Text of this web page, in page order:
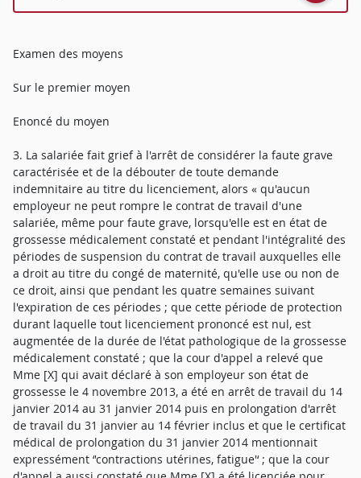
Examen des moyens
Sur le premier moyen
Enoncé du moyen
3. La salariée fait grief à l'arrêt de considérer la faute grave
caractérisée et de la débouter de toute demande
indemnitaire au titre du licenciement, alors « qu'aucun
employeur ne peut rompre le contrat de travail d'une
salariée, même pour faute grave, lorsqu'elle est en état de
grossesse médicalement constaté et pendant l'intégralité des
périodes de suspension du contrat de travail auxquelles elle
a droit au titre du congé de maternité, qu'elle use ou non de
ce droit, ainsi que pendant les quatre semaines suivant
l'expiration de ces périodes ; que cette période de protection
durant laquelle tout licenciement prononcé est nul, est
augmentée de la durée de l'état pathologique de la grossesse
médicalement constaté ; que la cour d'appel a relevé que
Mme [X] qui avait déclaré à son employeur son état de
grossesse le 4 novembre 2013, a été en arrêt de travail du 14
janvier 2014 au 31 janvier 2014 puis en prolongation d'arrêt
de travail du 31 janvier au 14 février inclus et que le certificat
médical de prolongation du 31 janvier 2014 mentionnait
expressément ‘'contractions utérines, fatigue'‘ ; que la cour